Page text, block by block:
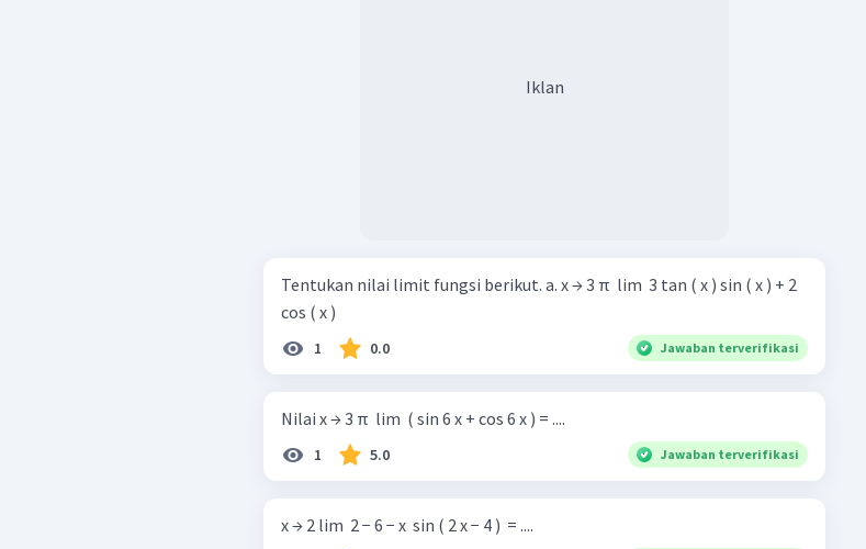
Iklan
Tentukan nilai limit fungsi berikut. a. x → 3 π ​ lim ​ 3 tan ( x ) sin ( x ) + 2
cos ( x ) ​
1 0.0 Jawaban terverifikasi
Nilai x → 3 π ​ lim ​ ( sin 6 x + cos 6 x ) = ....
1 5.0 Jawaban terverifikasi
x → 2 lim ​ 2 − 6 − x ​ sin ( 2 x − 4 ) ​ = ....